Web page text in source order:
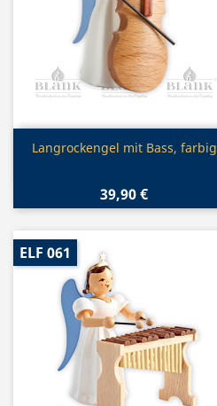
Vorschau
Langrockengel mit Bass, farbig
39,90 €
ELF 061